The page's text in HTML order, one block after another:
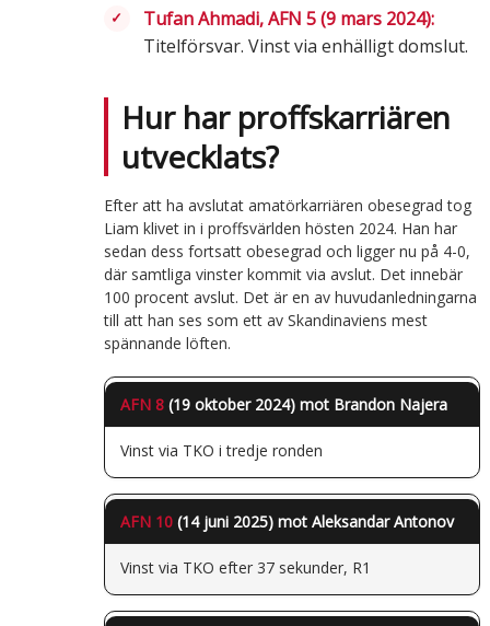
Tufan Ahmadi, AFN 5 (9 mars 2024):
Titelförsvar. Vinst via enhälligt domslut.
Hur har proffskarriären
utvecklats?
Efter att ha avslutat amatörkarriären obesegrad tog
Liam klivet in i proffsvärlden hösten 2024. Han har
sedan dess fortsatt obesegrad och ligger nu på 4-0,
där samtliga vinster kommit via avslut. Det innebär
100 procent avslut. Det är en av huvudanledningarna
till att han ses som ett av Skandinaviens mest
spännande löften.
AFN 8(19 oktober 2024) mot Brandon Najera
Vinst via TKO i tredje ronden
AFN 10(14 juni 2025) mot Aleksandar Antonov
Vinst via TKO efter 37 sekunder, R1